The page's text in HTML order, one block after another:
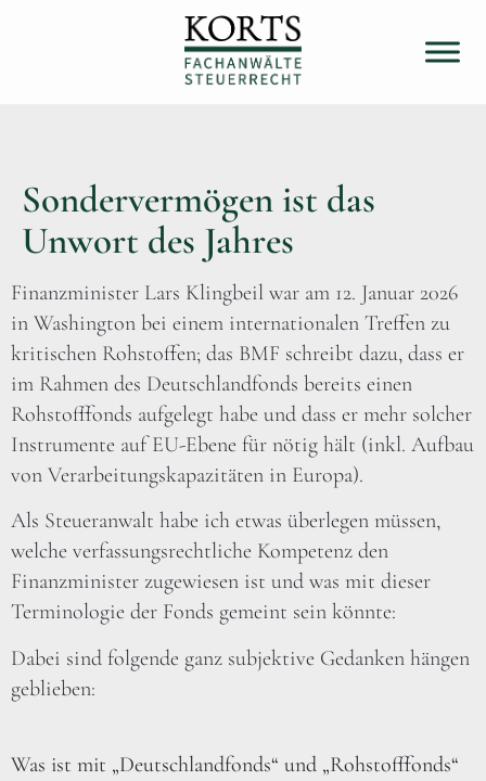
Sondervermögen ist das
Unwort des Jahres
Finanzminister Lars Klingbeil war am 12. Januar 2026
in Washington bei einem internationalen Treffen zu
kritischen Rohstoffen; das BMF schreibt dazu, dass er
im Rahmen des Deutschlandfonds bereits einen
Rohstofffonds aufgelegt habe und dass er mehr solcher
Instrumente auf EU-Ebene für nötig hält (inkl. Aufbau
von Verarbeitungskapazitäten in Europa).
Als Steueranwalt habe ich etwas überlegen müssen,
welche verfassungsrechtliche Kompetenz den
Finanzminister zugewiesen ist und was mit dieser
Terminologie der Fonds gemeint sein könnte:
Dabei sind folgende ganz subjektive Gedanken hängen
geblieben:
Was ist mit „Deutschlandfonds“ und „Rohstofffonds“